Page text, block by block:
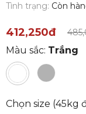
Tình trạng: Còn
412,250đ
Màu sắc: Trắng
Chọn size (45kg